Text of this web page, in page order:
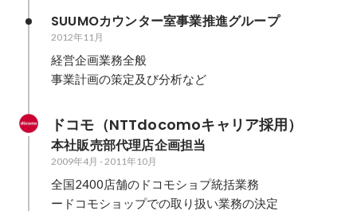
SUUMOカウンター室事業推進グループ
2012年11月
経営企画業務全般
事業計画の策定及び分析など
ドコモ（NTTdocomoキャリア採用）
本社販売部代理店企画担当
2009年4月 -2011年10月
全国2400店舗のドコモショプ統括業務
ードコモショップでの取り扱い業務の決定